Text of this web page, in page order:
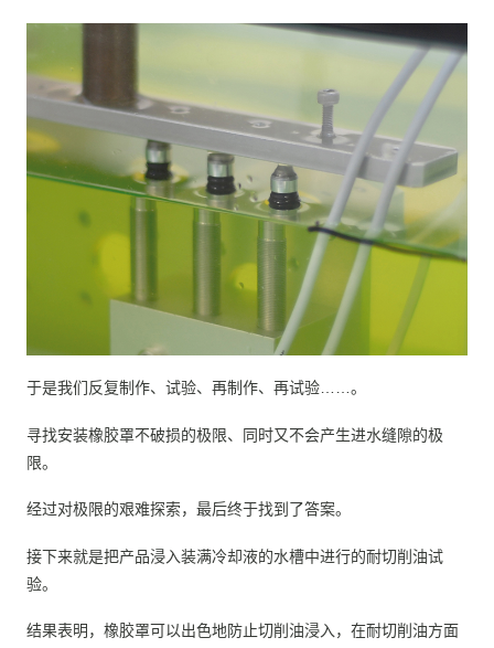
于是我们反复制作、试验、再制作、再试验……。
寻找安装橡胶罩不破损的极限、同时又不会产生进水缝隙的极
限。
经过对极限的艰难探索，最后终于找到了答案。
接下来就是把产品浸入装满冷却液的水槽中进行的耐切削油试
验。
结果表明，橡胶罩可以出色地防止切削油浸入，在耐切削油方面